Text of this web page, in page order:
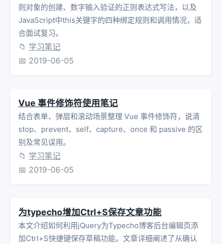
则对象的创建、数字输入验证的正则表达式写法，以及
JavaScript中this关键字的四种绑定规则和调用情况，适
合面试复习。
📁 学习笔记
📅 2019-06-05
Vue 事件修饰符使用笔记
结合表单、弹层和滚动场景整理 Vue 事件修饰符，说清
stop、prevent、self、capture、once 和 passive 的区
别及常见误用。
📁 学习笔记
📅 2019-06-05
为typecho增加Ctrl+S保存文章功能
本文介绍如何利用jQuery为Typecho博客后台编辑页添
加Ctrl+S快捷键保存草稿功能。文章详细阐述了从确认